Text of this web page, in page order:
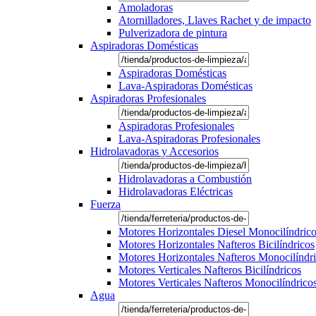
Amoladoras
Atornilladores, Llaves Rachet y de impacto
Pulverizadora de pintura
Aspiradoras Domésticas
Aspiradoras Domésticas
Lava-Aspiradoras Domésticas
Aspiradoras Profesionales
Aspiradoras Profesionales
Lava-Aspiradoras Profesionales
Hidrolavadoras y Accesorios
Hidrolavadoras a Combustión
Hidrolavadoras Eléctricas
Fuerza
Motores Horizontales Diesel
Motores Horizontales Nafteros Bicilíndricos
Motores Horizontales Nafteros
Motores Verticales Nafteros Bicilíndricos
Motores Verticales Nafteros
Agua